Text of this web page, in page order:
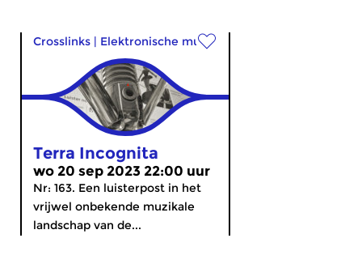
Crosslinks | Elektronische muziek
Terra Incognita
wo 20 sep 2023 22:00 uur
Nr: 163. Een luisterpost in het
vrijwel onbekende muzikale
landschap van de...